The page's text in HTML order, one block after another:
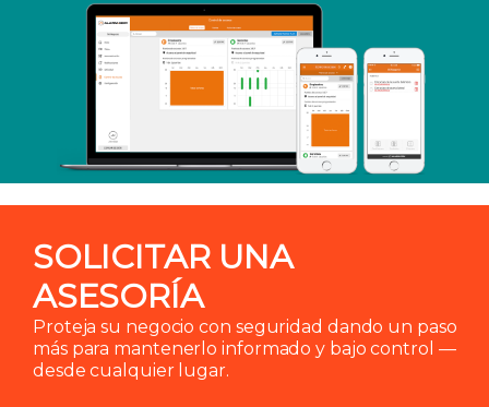
SOLICITAR UNA
ASESORÍA
Proteja su negocio con seguridad dando un paso
más para mantenerlo informado y bajo control —
desde cualquier lugar.